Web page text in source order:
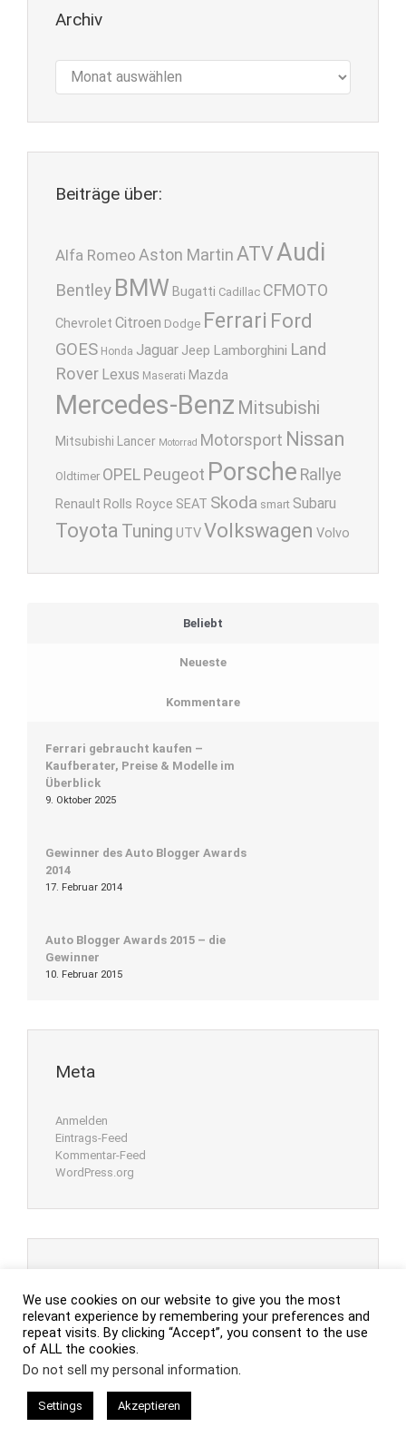
Archiv
Beiträge über:
Alfa Romeo Aston Martin ATVAudi
Bentley BMW Bugatti Cadillac CFMOTO
Chevrolet Citroen Dodge Ferrari Ford
GOES Honda Jaguar Jeep Lamborghini Land
Rover Lexus Maserati Mazda
Mercedes-Benz Mitsubishi
Mitsubishi Lancer Motorrad Motorsport Nissan
Oldtimer OPELPeugeot Porsche Rallye
Renault Rolls Royce SEAT Skoda smart Subaru
Toyota Tuning UTVVolkswagen Volvo
Beliebt
Neueste
Kommentare
Ferrari gebraucht kaufen –
Kaufberater, Preise & Modelle im
Überblick
9. Oktober 2025
Gewinner des Auto Blogger Awards
2014
17. Februar 2014
Auto Blogger Awards 2015 – die
Gewinner
10. Februar 2015
Meta
Anmelden
Eintrags-Feed
Kommentar-Feed
WordPress.org
We use cookies on our website to give you the most
relevant experience by remembering your preferences and
repeat visits. By clicking “Accept”, you consent to the use
of ALL the cookies.
Do not sell my personal information.
Settings Akzeptieren